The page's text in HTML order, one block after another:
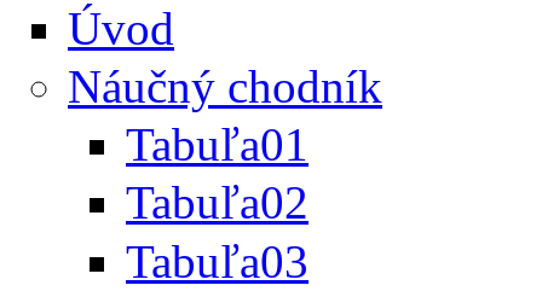
Úvod
Náučný chodník
Tabuľa01
Tabuľa02
Tabuľa03